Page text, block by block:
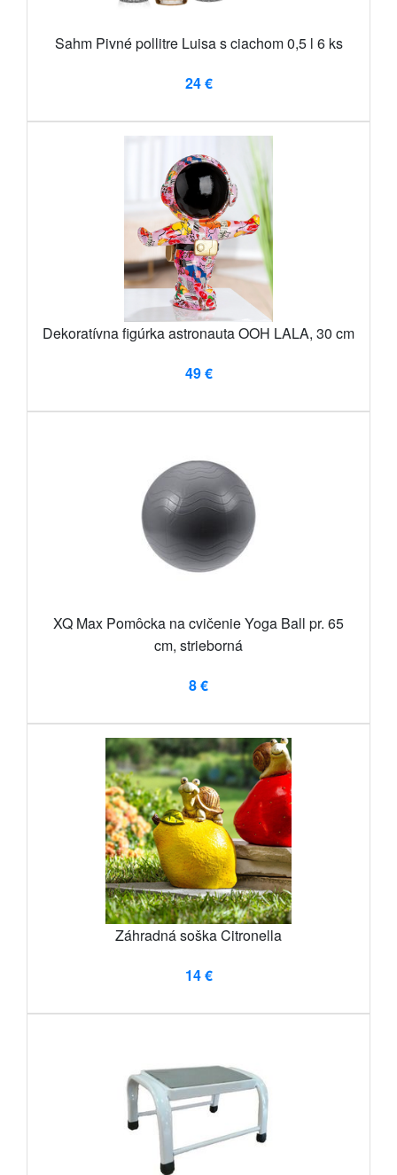
Sahm Pivné pollitre Luisa s ciachom 0,5 l 6 ks
24 €
Dekoratívna figúrka astronauta OOH LALA, 30 cm
49 €
XQ Max Pomôcka na cvičenie Yoga Ball pr. 65
cm, strieborná
8 €
Záhradná soška Citronella
14 €